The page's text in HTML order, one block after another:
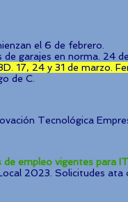
el 6 de febrero.
garajes en norma. 24
17, 24 y 31 de marzo.
de C.
Tecnológica
de empleo vigentes para
2023 . Solicitudes ata